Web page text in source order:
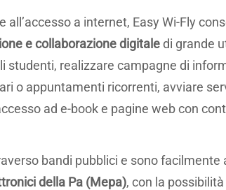
a internet, Easy Wi-Fly
e collaborazione digitale di grande
studenti, realizzare campagne di
o appuntamenti ricorrenti, avviare
ad e-book e pagine web con
bandi pubblici e sono
della Pa (Mepa), con la